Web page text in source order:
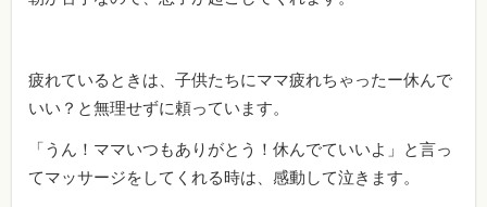
疲れているときは、子供たちにママ疲れちゃったー休んで
いい？と無理せずに頼っています。
「うん！ママいつもありがとう！休んでていいよ」と言っ
てマッサージをしてくれる時は、感動して泣きます。